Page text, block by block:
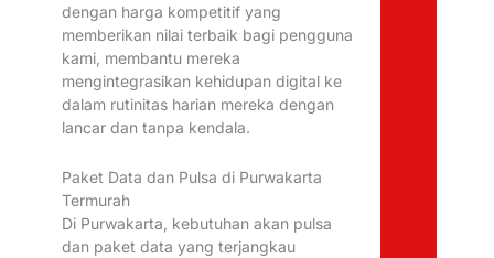
dengan harga kompetitif yang
memberikan nilai terbaik bagi pengguna
kami, membantu mereka
mengintegrasikan kehidupan digital ke
dalam rutinitas harian mereka dengan
lancar dan tanpa kendala.
Paket Data dan Pulsa di Purwakarta
Termurah
Di Purwakarta, kebutuhan akan pulsa
dan paket data yang terjangkau